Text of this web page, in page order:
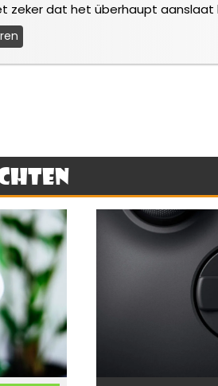
zeker dat het überhaupt aanslaat